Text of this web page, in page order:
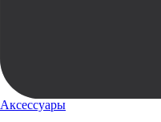
Аксессуары